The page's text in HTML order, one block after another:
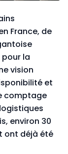
France, de
la
vision
et
comptage
environ 30
ont déjà été